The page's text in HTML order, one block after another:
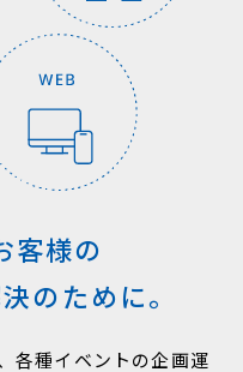
客様の
のために。
各種イベントの企画運